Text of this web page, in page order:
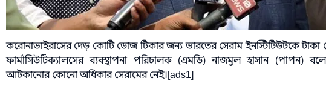
করোনাভাইরাসের দেড় কোটি ডোজ টিকার জন্য ভারতের সেরাম ইনস্টিটিউটকে টাকা
ফার্মাসিউটিক্যালসের ব্যবস্থাপনা পরিচালক (এমডি) নাজমুল হাসান (পাপন)
আটকানোর কোনো অধিকার সেরামের নেই।[ads1]